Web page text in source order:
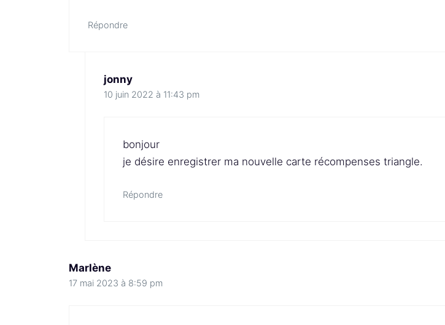
Répondre
jonny
10 juin 2022 à 11:43 pm
bonjour
je désire enregistrer ma nouvelle carte récompenses triangle.
Répondre
Marlène
17 mai 2023 à 8:59 pm